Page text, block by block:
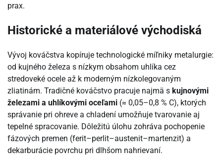
prax.
Historické a materiálové východiská
Vývoj kováčstva kopíruje technologické míľniky metalurgie:
od kujného železa s nízkym obsahom uhlíka cez
stredoveké ocele až k moderným nízkolegovaným
zliatinám. Tradičné kováčstvo pracuje najmä s kujnovými
železami a uhlíkovými oceľami (≈ 0,05–0,8 % C), ktorých
správanie pri ohreve a chladení umožňuje tvarovanie aj
tepelné spracovanie. Dôležitú úlohu zohráva pochopenie
fázových premen (ferit–perlit–austenit–martenzit) a
dekarburácie povrchu pri dlhšom nahrievaní.